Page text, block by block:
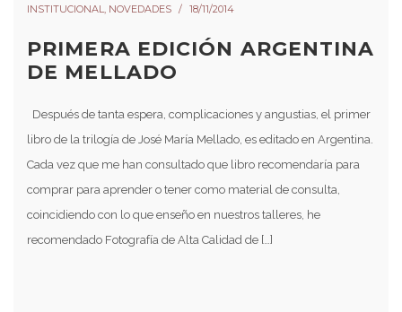
INSTITUCIONAL, NOVEDADES 18/11/2014
PRIMERA EDICIÓN ARGENTINA
DE MELLADO
Después de tanta espera, complicaciones y angustias, el primer
libro de la trilogía de José María Mellado, es editado en Argentina.
Cada vez que me han consultado que libro recomendaría para
comprar para aprender o tener como material de consulta,
coincidiendo con lo que enseño en nuestros talleres, he
recomendado Fotografía de Alta Calidad de […]